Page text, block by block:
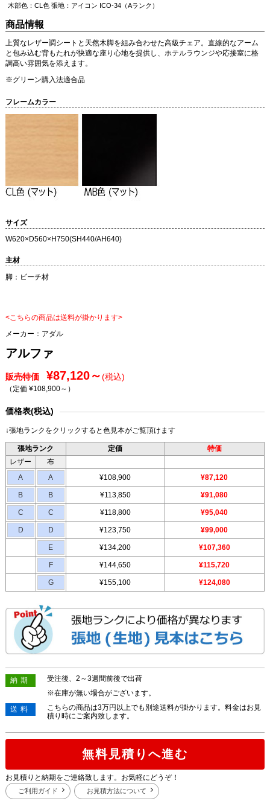
木部色：CL色 張地：アイコン ICO-34（Aランク）
商品情報
上質なレザー調シートと天然木脚を組み合わせた高級チェア。直線的なアーム
と包み込む背もたれが快適な座り心地を提供し、ホテルラウンジや応接室に格
調高い雰囲気を添えます。
※グリーン購入法適合品
フレームカラー
サイズ
W620×D560×H750(SH440/AH640)
主材
脚：ビーチ材
<こちらの商品は送料が掛かります>
メーカー： アダル
アルファ
販売特価 ¥87,120～(税込)
（定価 ¥108,900～ ）
価格表(税込)
↓張地ランクをクリックすると色見本がご覧頂けます
張地ランク 定価
特価
レザー
布
A
A ¥108,900 ¥87,120
B B ¥113,850 ¥91,080
C C ¥118,800 ¥95,040
D D ¥123,750 ¥99,000
E ¥134,200 ¥107,360
F ¥144,650 ¥115,720
G ¥155,100 ¥124,080
納期
受注後、2～3週間前後で出荷
※在庫が無い場合がございます。
送料
こちらの商品は3万円以上でも別途送料が掛かります。料金はお見
積り時にご案内致します。
無料見積りへ進む
お見積りと納期をご連絡致します。お気軽にどうぞ！
ご利用ガイド お見積方法について